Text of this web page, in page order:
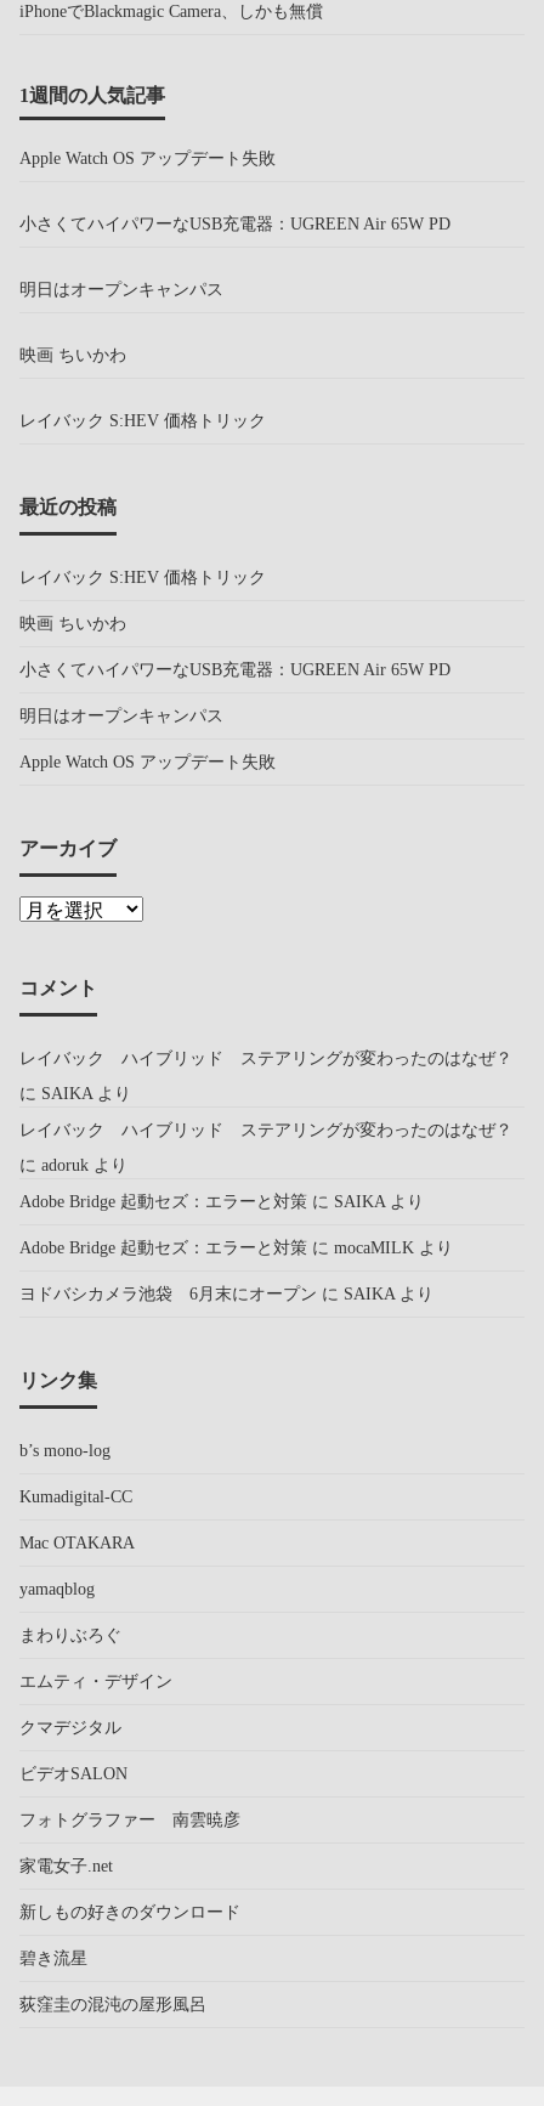
iPhoneでBlackmagic Camera、しかも無償
1週間の人気記事
Apple Watch OS アップデート失敗
小さくてハイパワーなUSB充電器：UGREEN Air 65W PD
明日はオープンキャンパス
映画 ちいかわ
レイバック S:HEV 価格トリック
最近の投稿
レイバック S:HEV 価格トリック
映画 ちいかわ
小さくてハイパワーなUSB充電器：UGREEN Air 65W PD
明日はオープンキャンパス
Apple Watch OS アップデート失敗
アーカイブ
コメント
レイバック ハイブリッド ステアリングが変わったのはなぜ？
に SAIKAより
レイバック ハイブリッド ステアリングが変わったのはなぜ？
に adoruk より
Adobe Bridge 起動セズ：エラーと対策 に SAIKAより
Adobe Bridge 起動セズ：エラーと対策 に mocaMILK より
ヨドバシカメラ池袋 6月末にオープン に SAIKAより
リンク集
b’s mono-log
Kumadigital-CC
Mac OTAKARA
yamaqblog
まわりぶろぐ
エムティ・デザイン
クマデジタル
ビデオSALON
フォトグラファー 南雲暁彦
家電女子.net
新しもの好きのダウンロード
碧き流星
荻窪圭の混沌の屋形風呂